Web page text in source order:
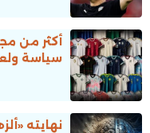
أكثر من
سياسة